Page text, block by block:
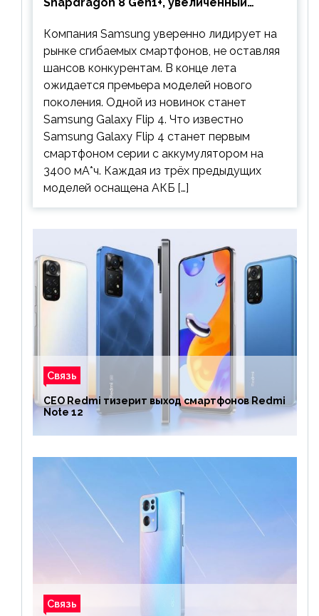
предшественника
Компания Samsung уверенно лидирует на
рынке сгибаемых смартфонов, не оставляя
шансов конкурентам. В конце лета
ожидается премьера моделей нового
поколения. Одной из новинок станет
Samsung Galaxy Flip 4. Что известно
Samsung Galaxy Flip 4 станет первым
смартфоном серии с аккумулятором на
3400 мА*ч. Каждая из трёх предыдущих
моделей оснащена АКБ […]
Связь
CEO Redmi тизерит выход смартфонов Redmi
Note 12
Связь